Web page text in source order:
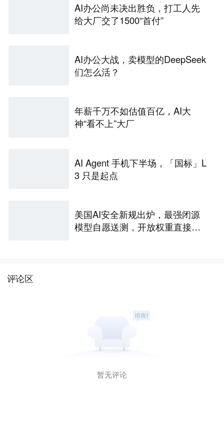
AI办公尚未决出胜负，打工人先
给大厂交了1500“首付”
AI办公大战，卖模型的DeepSeek
们怎么活？
年薪千万不如估值百亿，AI大
神“看不上”大厂
AI Agent 手机下半场，「国标」L
3 只是起点
美国AI安全新规出炉，最强闭源
模型自愿送测，开放权重直接放
评论区
暂无评论